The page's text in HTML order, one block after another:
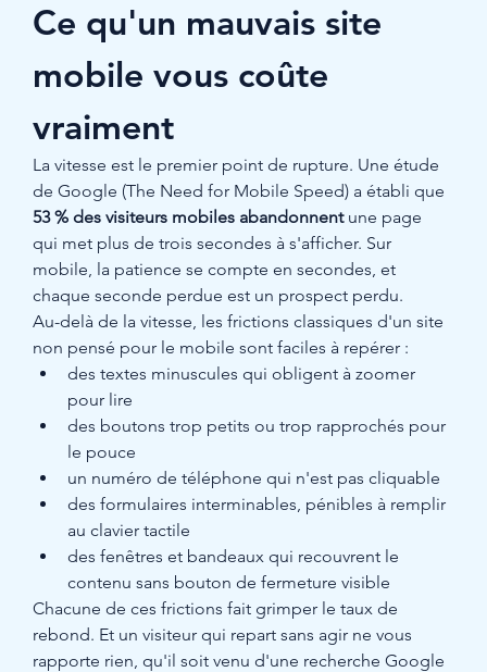
Ce qu'un mauvais site
mobile vous coûte
vraiment
La vitesse est le premier point de rupture. Une étude
de Google (The Need for Mobile Speed) a établi que
53 % des visiteurs mobiles abandonnent une page
qui met plus de trois secondes à s'afficher. Sur
mobile, la patience se compte en secondes, et
chaque seconde perdue est un prospect perdu.
Au-delà de la vitesse, les frictions classiques d'un site
non pensé pour le mobile sont faciles à repérer :
des textes minuscules qui obligent à zoomer
pour lire
des boutons trop petits ou trop rapprochés pour
le pouce
un numéro de téléphone qui n'est pas cliquable
des formulaires interminables, pénibles à remplir
au clavier tactile
des fenêtres et bandeaux qui recouvrent le
contenu sans bouton de fermeture visible
Chacune de ces frictions fait grimper le taux de
rebond. Et un visiteur qui repart sans agir ne vous
rapporte rien, qu'il soit venu d'une recherche Google